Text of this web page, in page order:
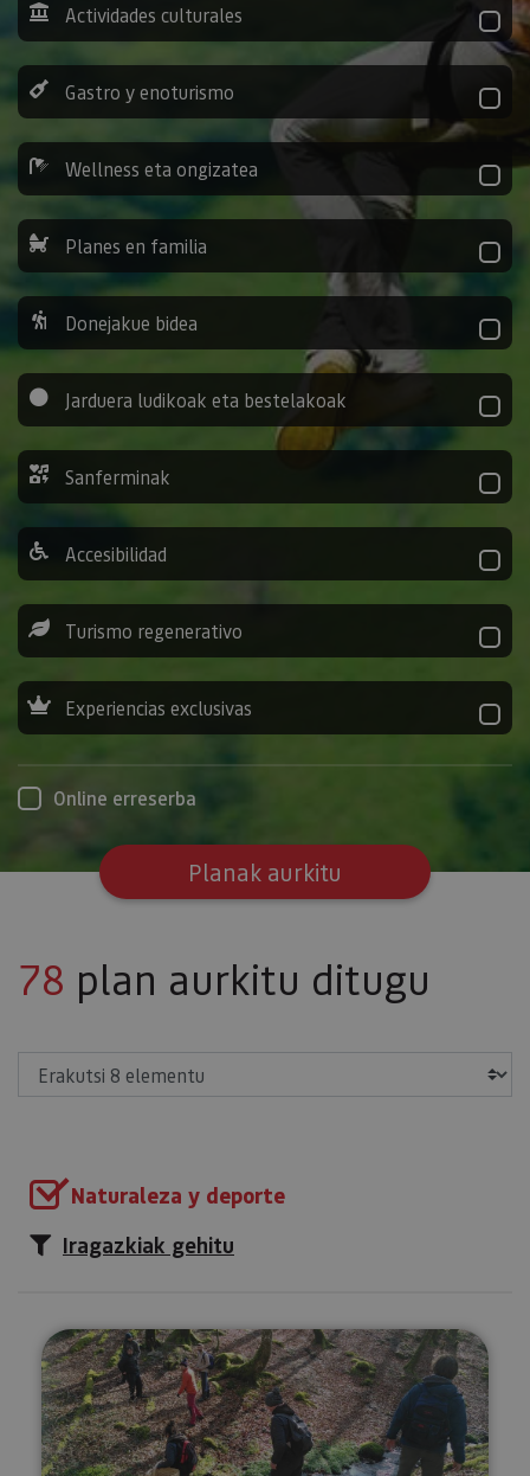
Actividades culturales
Gastro y enoturismo
Wellness eta ongizatea
Planes en familia
Donejakue bidea
Jarduera ludikoak eta bestelakoak
Sanferminak
Accesibilidad
Turismo regenerativo
Experiencias exclusivas
Online erreserba
Planak aurkitu
78 plan aurkitu ditugu
Naturaleza y deporte
Iragazkiak gehitu
Perretxikotan Ultzaman